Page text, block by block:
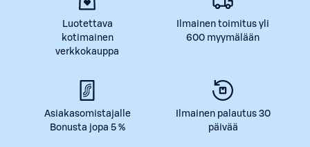
Luotettava
kotimainen
verkkokauppa
Ilmainen toimitus yli
600 myymälään
Asiakasomistajalle
Bonusta jopa 5 %
Ilmainen palautus 30
päivää